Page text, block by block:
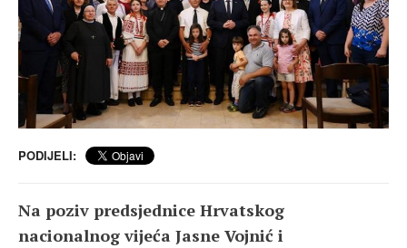
PODIJELI:
Na poziv predsjednice Hrvatskog
nacionalnog vijeća Jasne Vojnić i